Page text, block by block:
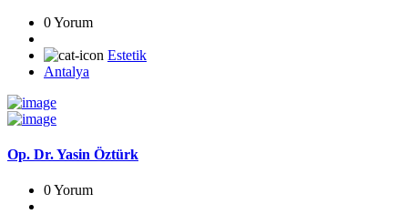
0 Yorum
Estetik
Antalya
Op. Dr. Yasin Öztürk
0 Yorum